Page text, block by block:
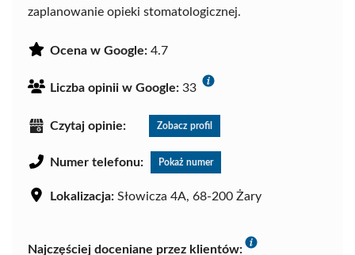
zaplanowanie opieki stomatologicznej.
Ocena w Google: 4.7
Liczba opinii w Google: 33
Czytaj opinie: Zobacz profil
Numer telefonu: Pokaż numer
Lokalizacja: Słowicza 4A, 68-200 Żary
Najczęściej doceniane przez klientów: